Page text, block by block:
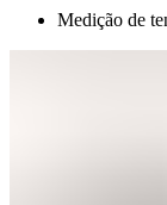
Medição de